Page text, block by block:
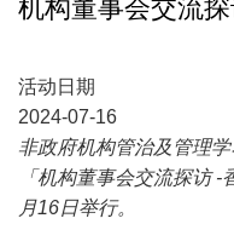
机构董事会交流
活动日期
2024-07-16
非政府机构管治及管理学
「机构董事会交流探访
月16日举行。